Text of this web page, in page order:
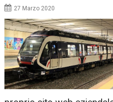
27 Marzo 2020